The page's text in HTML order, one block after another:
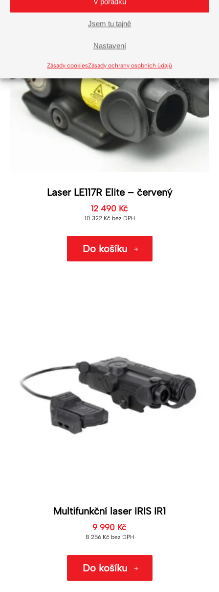
Jsem tu tajně
Nastavení
Zásady cookiesZásady ochrany osobních údajů
Laser LE117R Elite – červený
12 490 Kč
10 322 Kč bez DPH
Do košíku
Multifunkční laser IRIS IR1
9 990 Kč
8 256 Kč bez DPH
Do košíku